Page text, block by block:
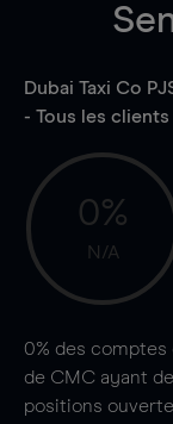
Dubai Taxi Co
- Tous les clients
0%
N/A
0% des comptes
de CMC ayant
positions